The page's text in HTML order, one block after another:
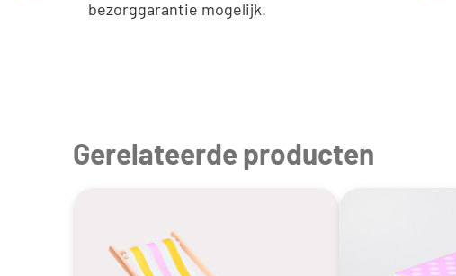
bezorggarantie mogelijk.
Gerelateerde producten